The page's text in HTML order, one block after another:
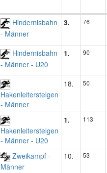
Hindernisbahn
- Männer
3. 76
Hindernisbahn
- Männer - U20
1. 90
Hakenleitersteigen
- Männer
18. 50
Hakenleitersteigen
- Männer - U20
1. 113
Zweikampf -
Männer
10. 53